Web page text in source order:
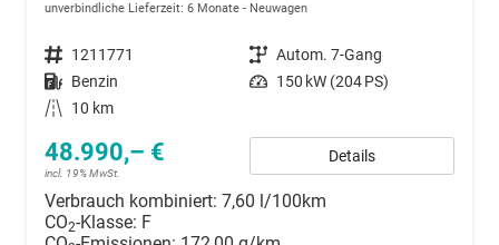
unverbindliche Lieferzeit: 6 Monate Neuwagen
Fahrzeugnummer 1211771 Getriebe Autom. 7-Gang
Kraftstoff Benzin Leistung 150 kW (204 PS)
Kilometerstand
10 km
48.990,– €
incl. 19% MwSt.
Details
Verbrauch kombiniert: 7,60 l/100km
CO2-Klasse: F